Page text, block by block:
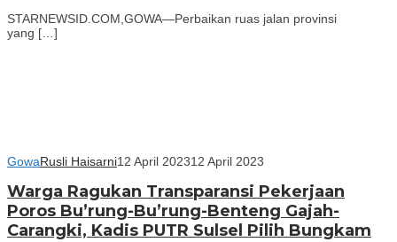
STARNEWSID.COM,GOWA—Perbaikan ruas jalan provinsi
yang […]
GowaRusli Haisarni12 April 202312 April 2023
Warga Ragukan Transparansi Pekerjaan
Poros Bu’rung-Bu’rung-Benteng Gajah-
Carangki, Kadis PUTR Sulsel Pilih Bungkam